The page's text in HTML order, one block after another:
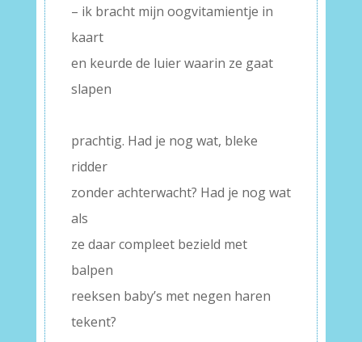
– ik bracht mijn oogvitamientje in
kaart
en keurde de luier waarin ze gaat
slapen
prachtig. Had je nog wat, bleke
ridder
zonder achterwacht? Had je nog wat
als
ze daar compleet bezield met
balpen
reeksen baby’s met negen haren
tekent?